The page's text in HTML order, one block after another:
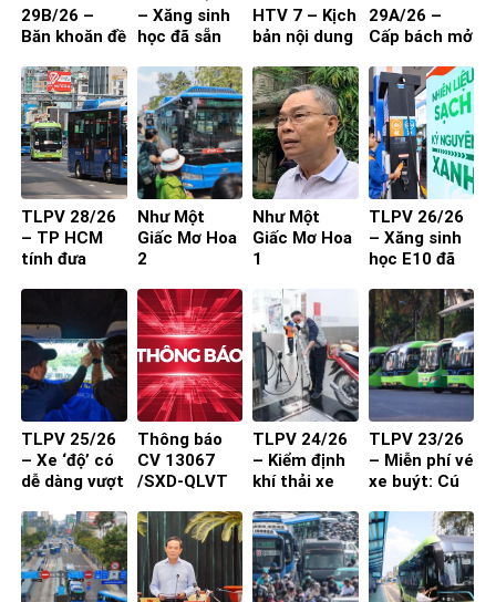
29B/26 –
Băn khoăn đề
29 chỗ vào
nội đô
TP.HCM
– Xăng sinh
học đã sẵn
HTV 7 – Kịch
bản nội dung
người
29A/26 –
Cấp bách mở
TLPV 28/26
– TP HCM
tính đưa
nhỏ, khu dân
cư
Như Một
Giấc Mơ Hoa
2
Như Một
Giấc Mơ Hoa
1
TLPV 26/26
– Xăng sinh
học E10 đã
TLPV 25/26
– Xe ‘độ’ có
dễ dàng vượt
kiểm?
Thông báo
CV 13067
/SXD-QLVT
Dựng đến
các DN/HTX
TLPV 24/26
– Kiểm định
khí thải xe
2027 đạt
hiệu quả?
TLPV 23/26
– Miễn phí vé
xe buýt: Cú
kèm chất
lượng và
thuận tiện